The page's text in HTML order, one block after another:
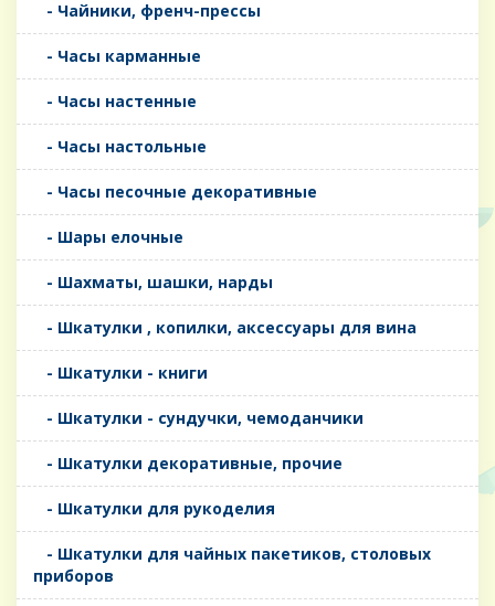
- Чайники, френч-прессы
- Часы карманные
- Часы настенные
- Часы настольные
- Часы песочные декоративные
- Шары елочные
- Шахматы, шашки, нарды
- Шкатулки , копилки, аксессуары для вина
- Шкатулки - книги
- Шкатулки - сундучки, чемоданчики
- Шкатулки декоративные, прочие
- Шкатулки для рукоделия
- Шкатулки для чайных пакетиков, столовых
приборов